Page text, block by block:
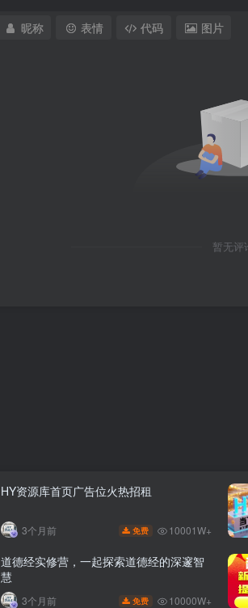
昵称 表情 代码 图片
暂无评
HY资源库首页广告位火热招租
3个月前 免费 10001W+
道德经实修营，一起探索道德经的深邃智
慧
3个月前 免费 10000W+